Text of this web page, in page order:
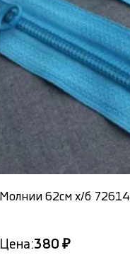
Молнии 62см х/б 72614
Цена:380 ₽